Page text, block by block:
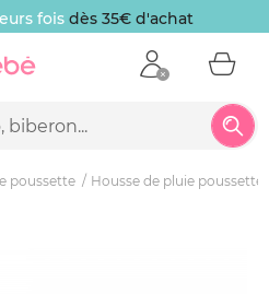
fois dès 35€ d'achat
poussette Housse de pluie poussette